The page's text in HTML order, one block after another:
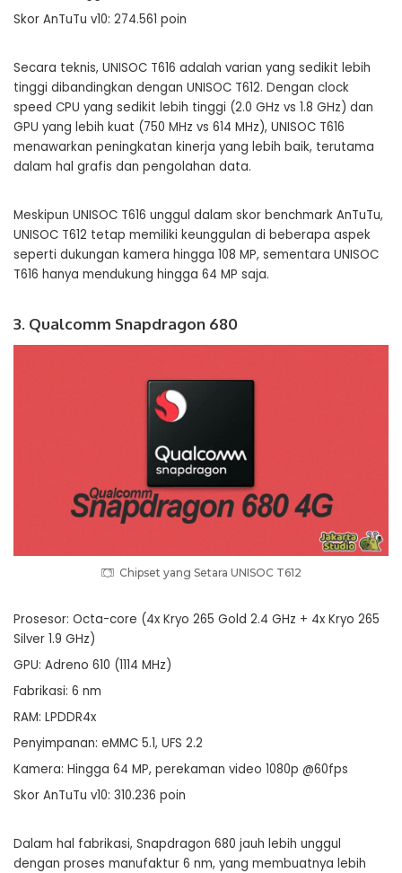
Skor AnTuTu v10: 274.561 poin
Secara teknis, UNISOC T616 adalah varian yang sedikit lebih
tinggi dibandingkan dengan UNISOC T612. Dengan clock
speed CPU yang sedikit lebih tinggi (2.0 GHz vs 1.8 GHz) dan
GPU yang lebih kuat (750 MHz vs 614 MHz), UNISOC T616
menawarkan peningkatan kinerja yang lebih baik, terutama
dalam hal grafis dan pengolahan data.
Meskipun UNISOC T616 unggul dalam skor benchmark AnTuTu,
UNISOC T612 tetap memiliki keunggulan di beberapa aspek
seperti dukungan kamera hingga 108 MP, sementara UNISOC
T616 hanya mendukung hingga 64 MP saja.
3. Qualcomm Snapdragon 680
Chipset yang Setara UNISOC T612
Prosesor: Octa-core (4x Kryo 265 Gold 2.4 GHz + 4x Kryo 265
Silver 1.9 GHz)
GPU: Adreno 610 (1114 MHz)
Fabrikasi: 6 nm
RAM: LPDDR4x
Penyimpanan: eMMC 5.1, UFS 2.2
Kamera: Hingga 64 MP, perekaman video 1080p @60fps
Skor AnTuTu v10: 310.236 poin
Dalam hal fabrikasi, Snapdragon 680 jauh lebih unggul
dengan proses manufaktur 6 nm, yang membuatnya lebih